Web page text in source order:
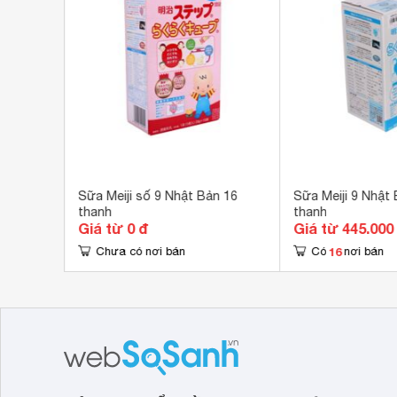
cả
với
Hướng dẫn sử dụng
Hướng dẫn bảo quản
Sữa Meiji số 9 Nhật Bản 16
thanh
Giá từ 0 đ
Chưa có nơi bán
Sữa Meiji 9 Nhật
thanh
Giá từ 445.000
Có 16 nơi bán